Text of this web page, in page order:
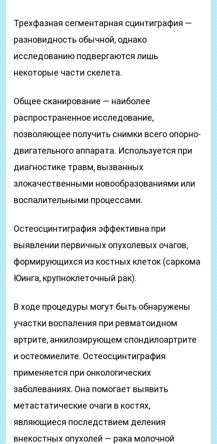
Трехфазная сегментарная сцинтиграфия —
разновидность обычной, однако
исследованию подвергаются лишь
некоторые части скелета.
Общее сканирование — наиболее
распространенное исследование,
позволяющее получить снимки всего опорно-
двигательного аппарата. Используется при
диагностике травм, вызванных
злокачественными новообразованиями или
воспалительными процессами.
Остеосцинтиграфия эффективна при
выявлении первичных опухолевых очагов,
формирующихся из костных клеток (саркома
Юинга, крупноклеточный рак).
В ходе процедуры могут быть обнаружены
участки воспаления при ревматоидном
артрите, анкилозирующем спондилоартрите
и остеомиелите. Остеосцинтиграфия
применяется при онкологических
заболеваниях. Она помогает выявить
метастатические очаги в костях,
являющиеся последствием деления
внекостных опухолей — рака молочной